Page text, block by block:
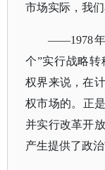
市场实际，我们
——1978
个”实行战略
权界来说，在
权市场的。正
并实行改革开
产生提供了政治